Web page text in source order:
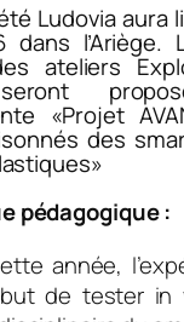
Ludovia aura
dans l’Ariège.
ateliers
«Projet
des
»
pédagogique :
année,
de tester in